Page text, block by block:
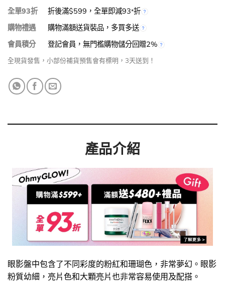
全單93折
折後滿$599，全單即減93*折
購物禮遇
購物滿額送貨裝品，多買多送
會員積分
登記會員，無門檻購物儲分回贈2%
全現貨發售，小部份補貨預售會有標明，3天送到！
產品介紹
眼影盤中包含了不同彩度的粉紅和珊瑚色，非常夢幻。眼影
粉質幼細，亮片色和大顆亮片也非常容易使用及配搭。